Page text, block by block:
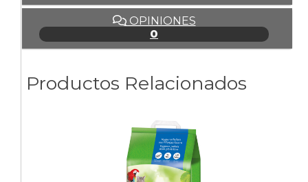
OPINIONES
0
Productos Relacionados